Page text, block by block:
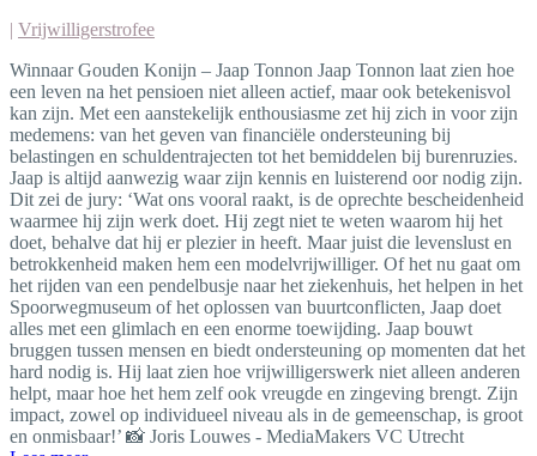
| Vrijwilligerstrofee
Winnaar Gouden Konijn – Jaap Tonnon Jaap Tonnon laat zien hoe
een leven na het pensioen niet alleen actief, maar ook betekenisvol
kan zijn. Met een aanstekelijk enthousiasme zet hij zich in voor zijn
medemens: van het geven van financiële ondersteuning bij
belastingen en schuldentrajecten tot het bemiddelen bij burenruzies.
Jaap is altijd aanwezig waar zijn kennis en luisterend oor nodig zijn.
Dit zei de jury: ‘Wat ons vooral raakt, is de oprechte bescheidenheid
waarmee hij zijn werk doet. Hij zegt niet te weten waarom hij het
doet, behalve dat hij er plezier in heeft. Maar juist die levenslust en
betrokkenheid maken hem een modelvrijwilliger. Of het nu gaat om
het rijden van een pendelbusje naar het ziekenhuis, het helpen in het
Spoorwegmuseum of het oplossen van buurtconflicten, Jaap doet
alles met een glimlach en een enorme toewijding. Jaap bouwt
bruggen tussen mensen en biedt ondersteuning op momenten dat het
hard nodig is. Hij laat zien hoe vrijwilligerswerk niet alleen anderen
helpt, maar hoe het hem zelf ook vreugde en zingeving brengt. Zijn
impact, zowel op individueel niveau als in de gemeenschap, is groot
en onmisbaar!’ 📸 Joris Louwes - MediaMakers VC Utrecht